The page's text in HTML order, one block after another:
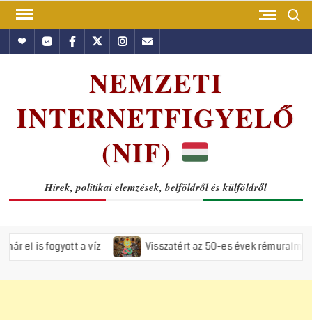
Skip
contentHundubVkontakte
Facebook
TwitterInstagram
Email
NEMZETI
INTERNETFIGYELŐ
(NIF)
Hírek, politikai elemzések, belföldről és külföldről
a víz Visszatért az 50-es évek rémuralma: